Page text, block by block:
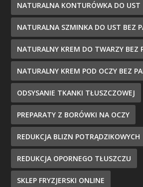
NATURALNA KONTURÓWKA DO UST
NATURALNA SZMINKA DO UST BEZ
NATURALNY KREM DO TWARZY BEZ
NATURALNY KREM POD OCZY BEZ
ODSYSANIE TKANKI TŁUSZCZOWEJ
PREPARATY Z BORÓWKI NA OCZY
REDUKCJA BLIZN POTRĄDZIKOWYCH
REDUKCJA OPORNEGO TŁUSZCZU
SKLEP FRYZJERSKI ONLINE